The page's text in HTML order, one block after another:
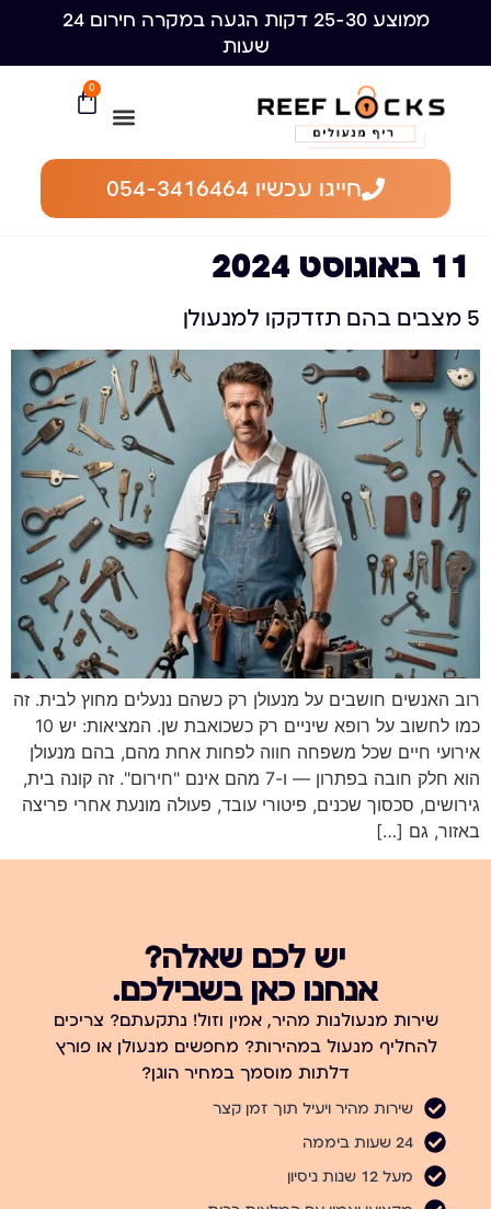
ממוצע 25-30 דקות הגעה במקרה חירום 24
שעות
0
חייגו עכשיו 054-3416464
11 באוגוסט 2024
5 מצבים בהם תזדקקו למנעולן
רוב האנשים חושבים על מנעולן רק כשהם ננעלים מחוץ לבית. זה
כמו לחשוב על רופא שיניים רק כשכואבת שן. המציאות: יש 10
אירועי חיים שכל משפחה חווה לפחות אחת מהם, בהם מנעולן
הוא חלק חובה בפתרון — ו-7 מהם אינם "חירום". זה קונה בית,
גירושים, סכסוך שכנים, פיטורי עובד, פעולה מונעת אחרי פריצה
באזור, גם […]
יש לכם שאלה?
אנחנו כאן בשבילכם.
שירות מנעולנות מהיר, אמין וזול! נתקעתם? צריכים
להחליף מנעול במהירות? מחפשים מנעולן או פורץ
דלתות מוסמך במחיר הוגן?
שירות מהיר ויעיל תוך זמן קצר
24 שעות ביממה
מעל 12 שנות ניסיון